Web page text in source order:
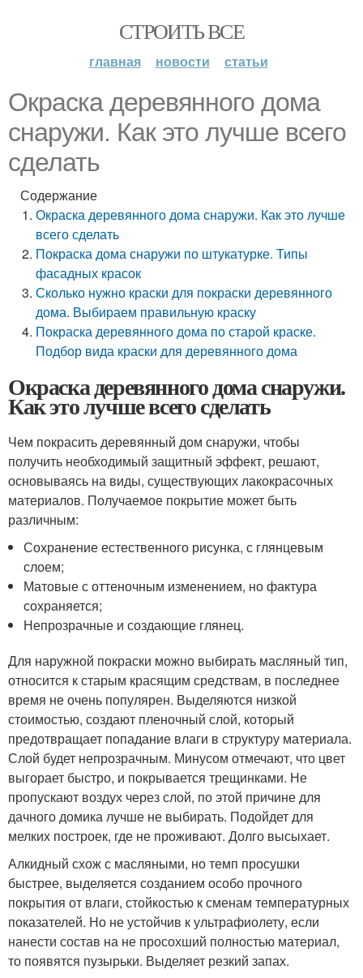
СТРОИТЬ ВСЕ
главная новости статьи
Окраска деревянного дома
снаружи. Как это лучше всего
сделать
Содержание
Окраска деревянного дома снаружи. Как это лучше
всего сделать
Покраска дома снаружи по штукатурке. Типы
фасадных красок
Сколько нужно краски для покраски деревянного
дома. Выбираем правильную краску
Покраска деревянного дома по старой краске.
Подбор вида краски для деревянного дома
Окраска деревянного дома снаружи.
Как это лучше всего сделать
Чем покрасить деревянный дом снаружи, чтобы
получить необходимый защитный эффект, решают,
основываясь на виды, существующих лакокрасочных
материалов. Получаемое покрытие может быть
различным:
Сохранение естественного рисунка, с глянцевым
слоем;
Матовые с оттеночным изменением, но фактура
сохраняется;
Непрозрачные и создающие глянец.
Для наружной покраски можно выбирать масляный тип,
относится к старым красящим средствам, в последнее
время не очень популярен. Выделяются низкой
стоимостью, создают пленочный слой, который
предотвращает попадание влаги в структуру материала.
Слой будет непрозрачным. Минусом отмечают, что цвет
выгорает быстро, и покрывается трещинками. Не
пропускают воздух через слой, по этой причине для
дачного домика лучше не выбирать. Подойдет для
мелких построек, где не проживают. Долго высыхает.
Алкидный схож с масляными, но темп просушки
быстрее, выделяется созданием особо прочного
покрытия от влаги, стойкостью к сменам температурных
показателей. Но не устойчив к ультрафиолету, если
нанести состав на не просохший полностью материал,
то появятся пузырьки. Выделяет резкий запах.